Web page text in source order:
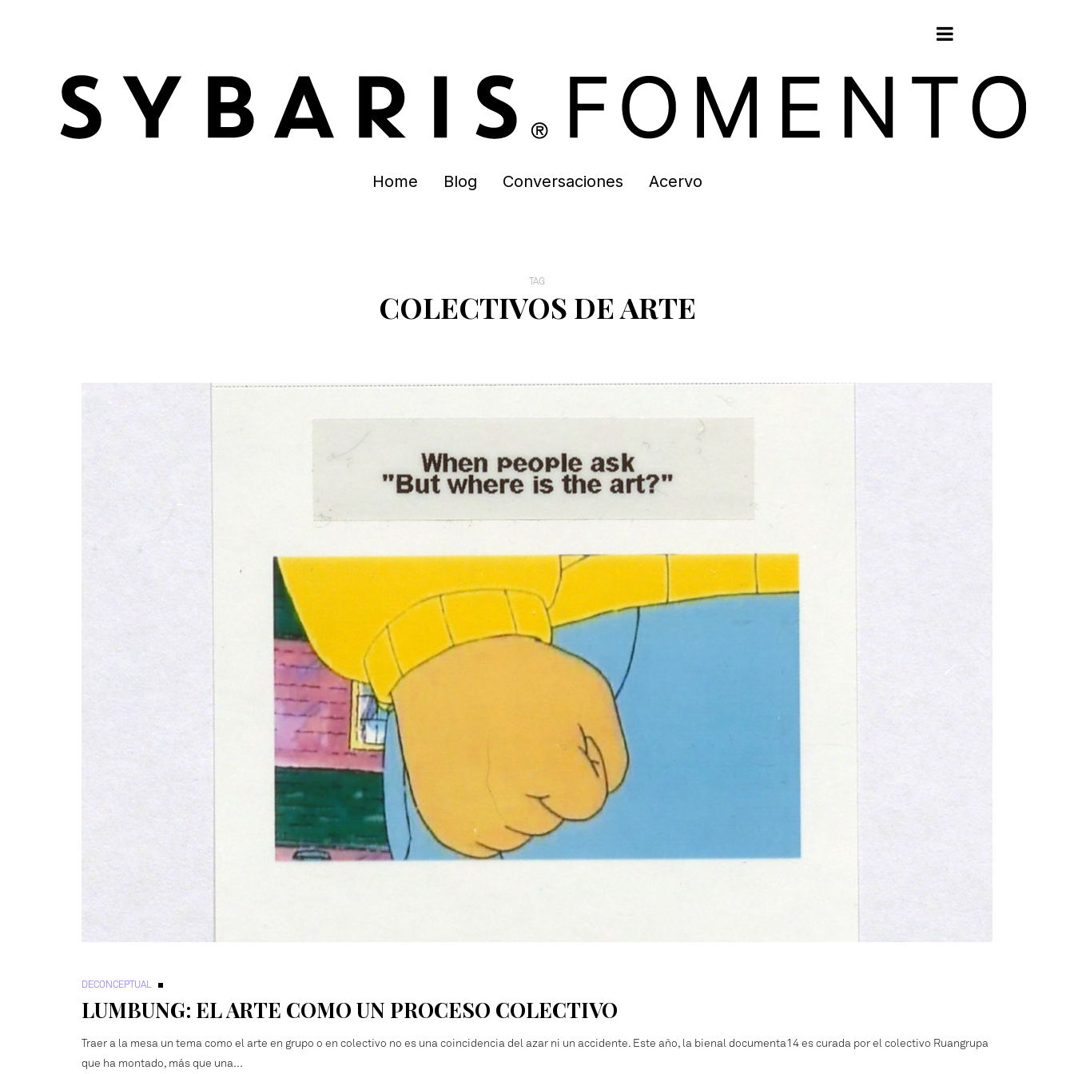
Home Blog Conversaciones Acervo
TAG
COLECTIVOS DE ARTE
DECONCEPTUAL
LUMBUNG: EL ARTE COMO UN PROCESO COLECTIVO
Traer a la mesa un tema como el arte en grupo o en colectivo no es una coincidencia del azar ni un accidente. Este año, la bienal documenta14 es curada por el colectivo Ruangrupa
que ha montado, más que una…